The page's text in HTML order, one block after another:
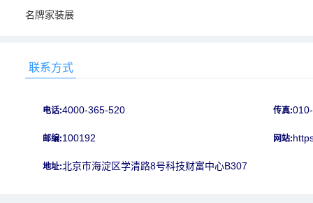
名牌家装展
联系方式
电话:4000-365-520 传真:
邮编:100192 网站:
地址:北京市海淀区学清路8号科技财富中心B307